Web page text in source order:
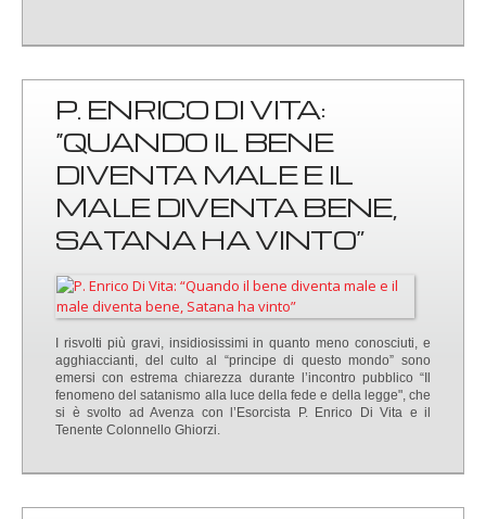
P. ENRICO DI VITA:
“QUANDO IL BENE
DIVENTA MALE E IL
MALE DIVENTA BENE,
SATANA HA VINTO”
I risvolti più gravi, insidiosissimi in quanto meno conosciuti, e
agghiaccianti, del culto al “principe di questo mondo” sono
emersi con estrema chiarezza durante l’incontro pubblico “Il
fenomeno del satanismo alla luce della fede e della legge", che
si è svolto ad Avenza con l’Esorcista P. Enrico Di Vita e il
Tenente Colonnello Ghiorzi.